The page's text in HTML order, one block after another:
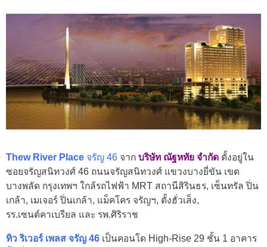
Thew River Place จรัญ 46 จาก บริษัท ณัฐหทัย จำกัด ตั้งอยู่ใน
ซอยจรัญสนิทวงศ์ 46 ถนนจรัญสนิทวงศ์ แขวงบางยี่ขัน เขต
บางพลัด กรุงเทพฯ ใกล้รถไฟฟ้า MRT สถานีสิรินธร, เซ็นทรัล ปิ่น
เกล้า, เมเจอร์ ปิ่นเกล้า, แม็คโคร จรัญฯ, ตั้งฮั่วเส็ง,
รร.เซนต์คาเบรียล และ รพ.ศิริราช
ทิว ริเวอร์ เพลส จรัญ 46 เป็นคอนโด High-Rise 29 ชั้น 1 อาคาร